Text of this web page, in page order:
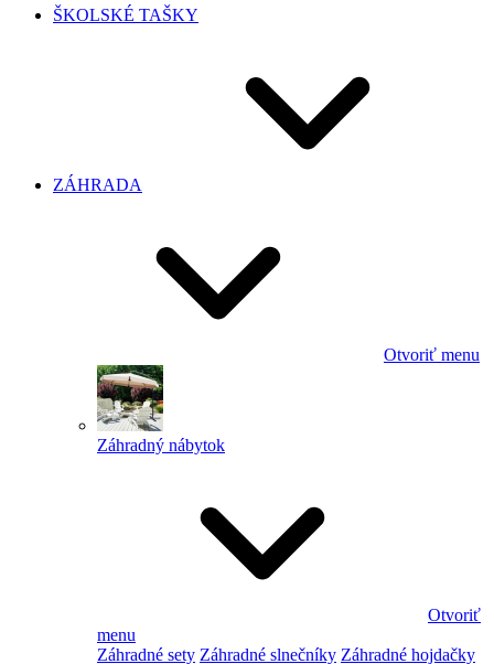
ŠKOLSKÉ TAŠKY
ZÁHRADA
Otvoriť menu
Záhradný nábytok
Otvoriť
menu
Záhradné sety Záhradné slnečníky Záhradné hojdačky